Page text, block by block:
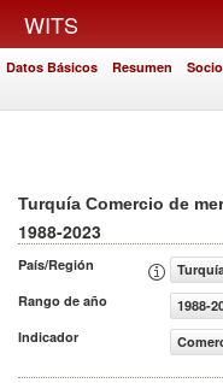
WITS
Datos Básicos Resumen
Turquía Comercio de
1988-2023
País/Región
Rango de año
1988-
Indicador